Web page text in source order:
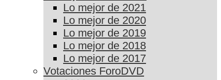
Lo mejor de 2021
Lo mejor de 2020
Lo mejor de 2019
Lo mejor de 2018
Lo mejor de 2017
Votaciones ForoDVD